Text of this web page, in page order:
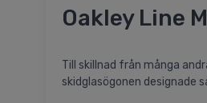
Oakley Line
Till skillnad från många
skidglasögonen